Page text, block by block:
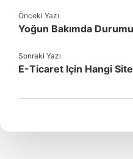
Önceki Yazı
Yoğun Bakımda
Sonraki Yazı
E-Ticaret Için Hangi